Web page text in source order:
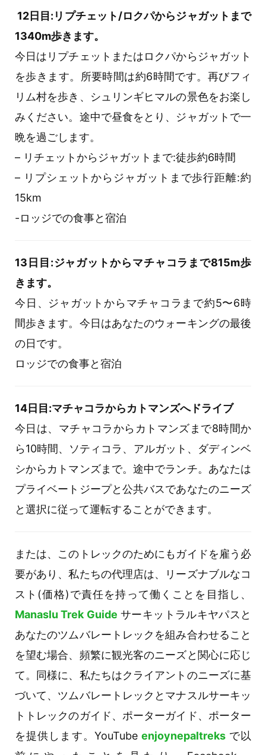
12日目:リプチェット/ロクパからジャガットまで
1340m歩きます。
今日はリプチェットまたはロクパからジャガット
を歩きます。所要時間は約6時間です。再びフィ
リム村を歩き、シュリンギヒマルの景色をお楽し
みください。途中で昼食をとり、ジャガットで一
晩を過ごします。
– リチェットからジャガットまで:徒歩約6時間
– リプシェットからジャガットまで歩行距離:約
15km
-ロッジでの食事と宿泊
13日目:ジャガットからマチャコラまで815m歩
きます。
今日、ジャガットからマチャコラまで約5〜6時
間歩きます。今日はあなたのウォーキングの最後
の日です。
ロッジでの食事と宿泊
14日目:マチャコラからカトマンズへドライブ
今日は、マチャコラからカトマンズまで8時間か
ら10時間、ソティコラ、アルガット、ダディンベ
シからカトマンズまで。途中でランチ。あなたは
プライベートジープと公共バスであなたのニーズ
と選択に従って運転することができます。
または、このトレックのためにもガイドを雇う必
要があり、私たちの代理店は、リーズナブルなコ
スト(価格)で責任を持って働くことを目指し、
Manaslu Trek Guide サーキットラルキヤパスと
あなたのツムバレートレックを組み合わせること
を望む場合、頻繁に観光客のニーズと関心に応じ
て。同様に、私たちはクライアントのニーズに基
づいて、ツムバレートレックとマナスルサーキッ
トトレックのガイド、ポーターガイド、ポーター
を提供します。YouTube enjoynepaltreksで以